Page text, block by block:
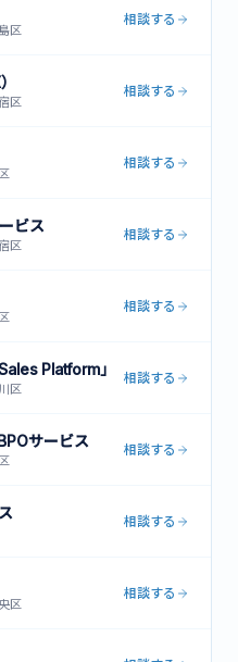
区
相談する
区
相談する
相談する
ビス
区
相談する
相談する
Platform」
区
相談する
サービス 相談する
相談する
区
相談する